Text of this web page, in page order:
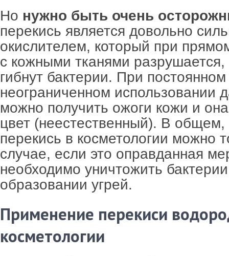
Но нужно быть очень
перекись является довольно
окислителем, который при
с кожными тканями разрушается,
гибнут бактерии. При
неограниченном использовании
можно получить ожоги кожи и
цвет (неестественный). В общем,
перекись в косметологии можно
случае, если это оправданная
необходимо уничтожить
образовании угрей.
Применение перекиси
косметологии